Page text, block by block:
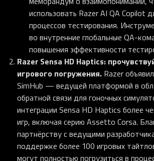
использовать Razer AI QA Copilot
процессов тестирования.
во внутренние глобальные QA-
повышения эффективности
Razer Sensa HD Haptics:
игрового погружения. Razer
SimHub — ведущей платформой в
обратной связи для гоночных
интеграции Sensa HD Haptics более
игр, включая серию Assetto Corsa.
партнёрству с ведущими
поддержке более 100 игровых
могут полностью погрузиться в